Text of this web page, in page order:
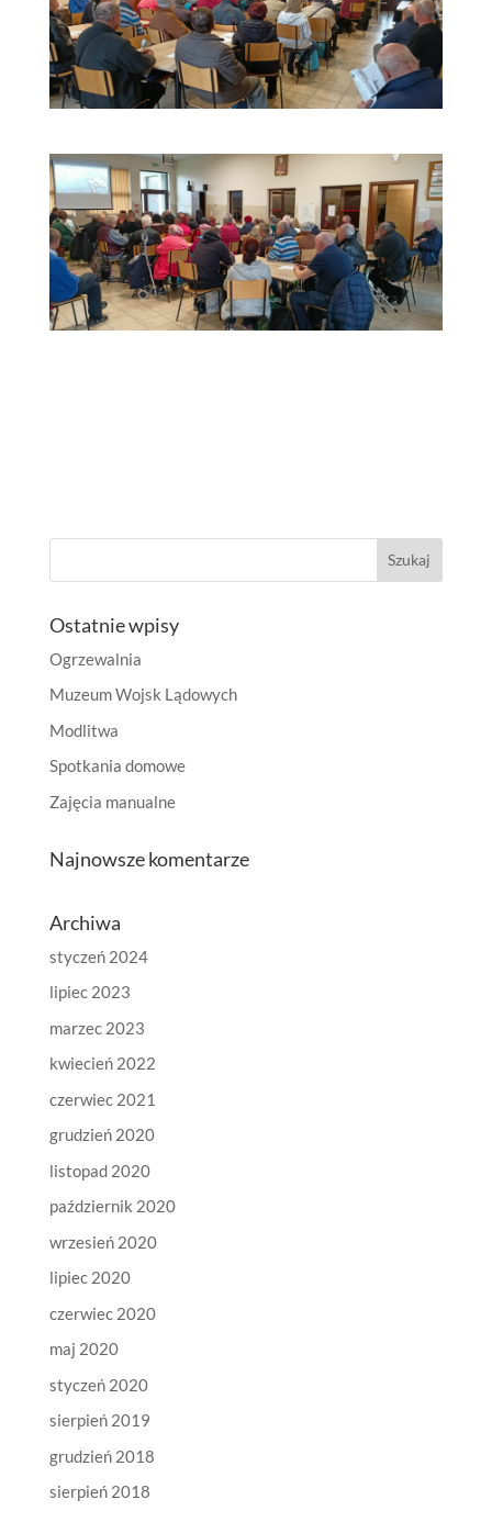
Ostatnie wpisy
Ogrzewalnia
Muzeum Wojsk Lądowych
Modlitwa
Spotkania domowe
Zajęcia manualne
Najnowsze komentarze
Archiwa
styczeń 2024
lipiec 2023
marzec 2023
kwiecień 2022
czerwiec 2021
grudzień 2020
listopad 2020
październik 2020
wrzesień 2020
lipiec 2020
czerwiec 2020
maj 2020
styczeń 2020
sierpień 2019
grudzień 2018
sierpień 2018